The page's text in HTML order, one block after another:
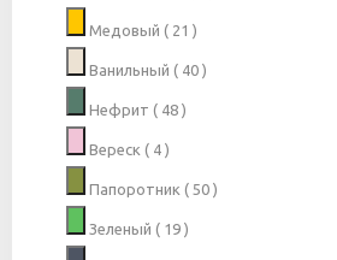
Медовый ( 21 )
Ванильный ( 40 )
Нефрит ( 48 )
Вереск ( 4 )
Папоротник ( 50 )
Зеленый ( 19 )